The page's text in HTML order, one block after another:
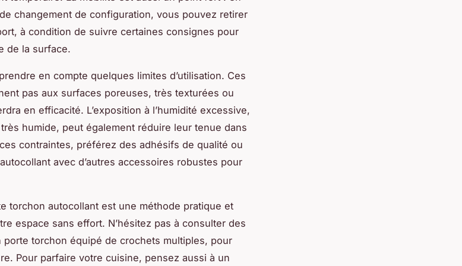
changement de configuration, vous pouvez retirer
à condition de suivre certaines consignes pour
de la surface.
en compte quelques limites d’utilisation. Ces
pas aux surfaces poreuses, très texturées ou
en efficacité. L’exposition à l’humidité excessive,
humide, peut également réduire leur tenue dans
contraintes, préférez des adhésifs de qualité ou
avec d’autres accessoires robustes pour
torchon autocollant est une méthode pratique et
espace sans effort. N’hésitez pas à consulter des
porte torchon équipé de crochets multiples, pour
Pour parfaire votre cuisine, pensez aussi à un